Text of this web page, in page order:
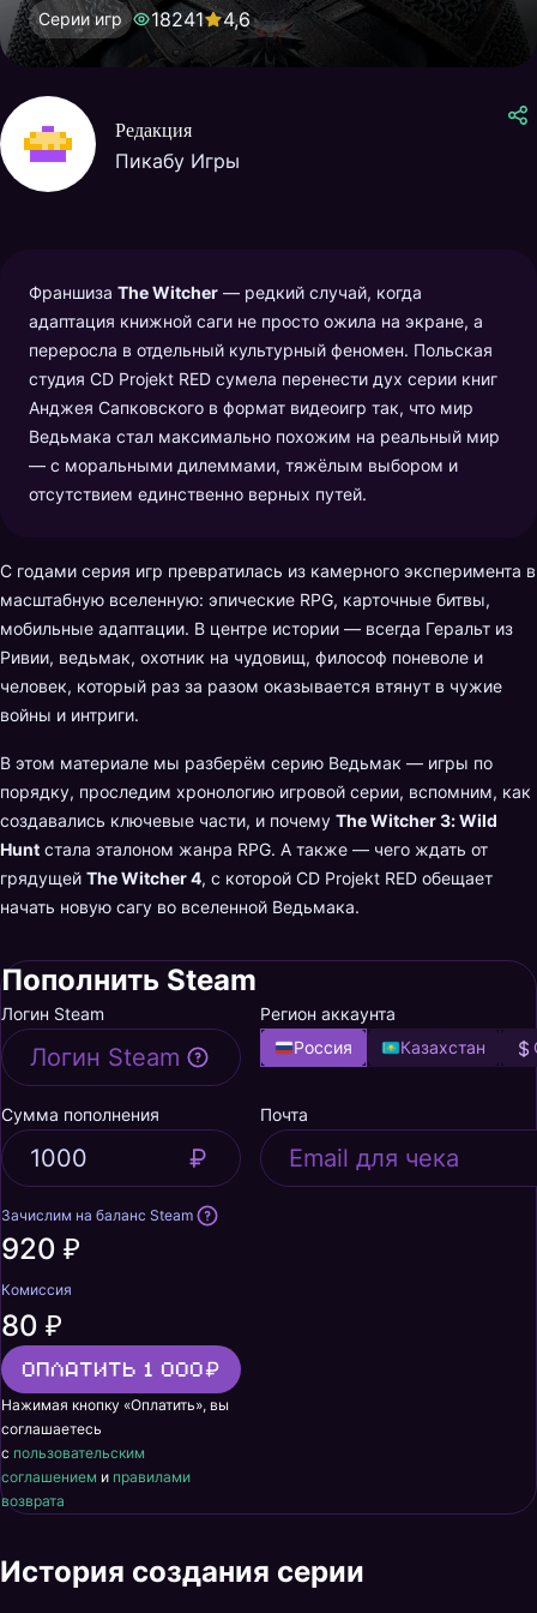
Серии игр 18241 4,6
Редакция
Пикабу Игры
Франшиза The Witcher — редкий случай, когда
адаптация книжной саги не просто ожила на экране, а
переросла в отдельный культурный феномен. Польская
студия CD Projekt RED сумела перенести дух серии книг
Анджея Сапковского в формат видеоигр так, что мир
Ведьмака стал максимально похожим на реальный мир
— с моральными дилеммами, тяжёлым выбором и
отсутствием единственно верных путей.
С годами серия игр превратилась из камерного эксперимента в
масштабную вселенную: эпические RPG, карточные битвы,
мобильные адаптации. В центре истории — всегда Геральт из
Ривии, ведьмак, охотник на чудовищ, философ поневоле и
человек, который раз за разом оказывается втянут в чужие
войны и интриги.
В этом материале мы разберём серию Ведьмак — игры по
порядку, проследим хронологию игровой серии, вспомним, как
создавались ключевые части, и почему The Witcher 3: Wild
Hunt стала эталоном жанра RPG. А также — чего ждать от
грядущей The Witcher 4, с которой CD Projekt RED обещает
начать новую сагу во вселенной Ведьмака.
Пополнить Steam
Логин Steam
Регион аккаунта
Россия
Казахстан
Сумма пополнения Почта
Зачислим на баланс Steam
920 ₽
Комиссия
80 ₽
Оплатить 1 000
Нажимая кнопку «Оплатить», вы
соглашаетесь
с пользовательским
соглашением и правилами
возврата
История создания серии